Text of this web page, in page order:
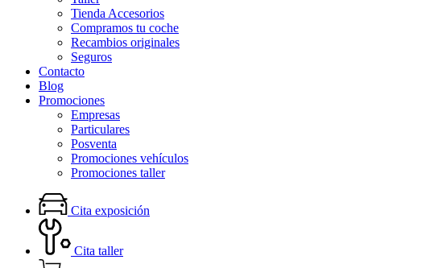
Tienda Accesorios
Compramos tu coche
Recambios originales
Seguros
Contacto
Blog
Promociones
Empresas
Particulares
Posventa
Promociones vehículos
Promociones taller
Cita exposición
Cita taller